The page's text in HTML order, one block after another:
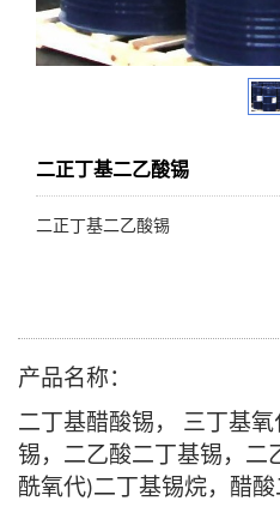
二正丁基二乙酸锡
二正丁基二乙酸锡
产品名称：
二丁基醋酸锡， 三丁基氧
锡，二乙酸二丁基锡，二
酰氧代)二丁基锡烷，醋